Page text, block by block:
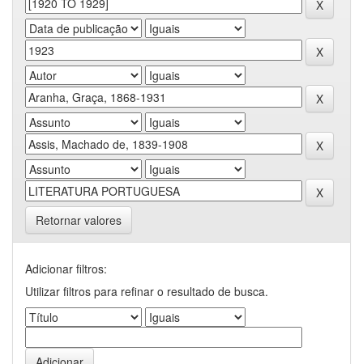
Retornar valores
Adicionar filtros:
Utilizar filtros para refinar o resultado de busca.